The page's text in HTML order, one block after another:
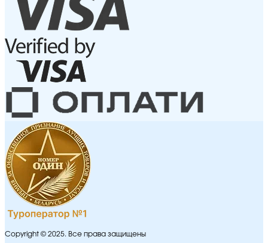
Copyright © 2025. Все права защищены